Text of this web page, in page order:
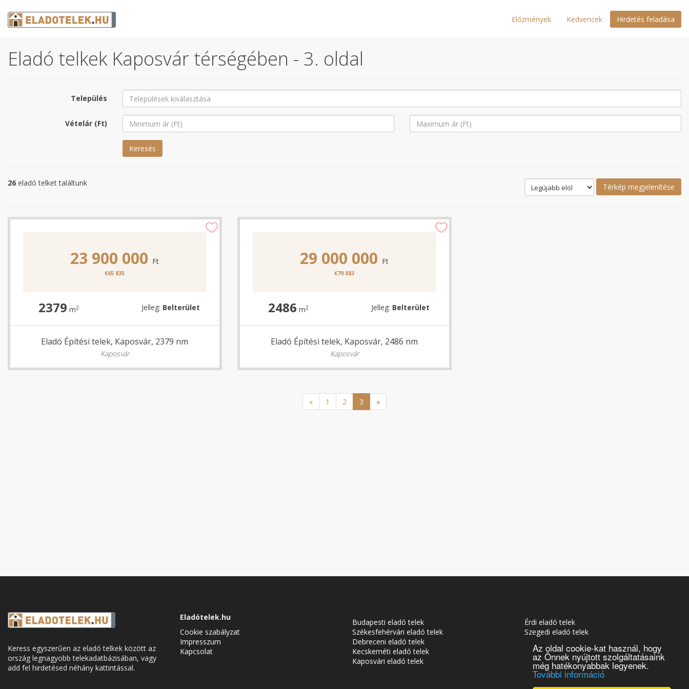
Az oldal cookie-kat használ, hogy
az Önnek nyújtott szolgáltatásaink
még hatékonyabbak legyenek.
További információ
Előzmények Kedvencek Hirdetés feladása
Eladó telkek Kaposvár térségében - 3. oldal
Település
Vételár (Ft)
Keresés
26 eladó telket találtunk Térkép megjelenítése
23 900 000 Ft
€65 835
2379 m2 Jelleg: Belterület
Eladó Építési telek, Kaposvár, 2379 nm
Kaposvár
29 000 000 Ft
€79 883
2486 m2 Jelleg: Belterület
Eladó Építési telek, Kaposvár, 2486 nm
Kaposvár
« 1 2 3 »
Keress egyszerűen az eladó telkek között az
ország legnagyobb telekadatbázisában, vagy
add fel hirdetésed néhány kattintással.
Eladótelek.hu
Cookie szabályzat
Impresszum
Kapcsolat
Budapesti eladó telek
Székesfehérvári eladó telek
Debreceni eladó telek
Kecskeméti eladó telek
Kaposvári eladó telek
Érdi eladó telek
Szegedi eladó telek
Soproni eladó telek
Siófoki eladó telek
Tatabányai eladó telek